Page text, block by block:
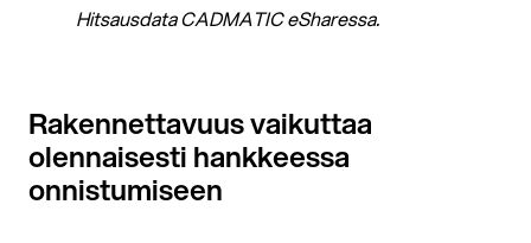
Hitsausdata CADMATIC eSharessa.
Rakennettavuus vaikuttaa
olennaisesti hankkeessa
onnistumiseen